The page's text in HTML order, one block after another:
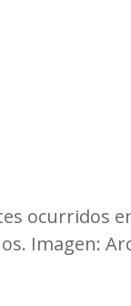
ocurridos
Imagen: